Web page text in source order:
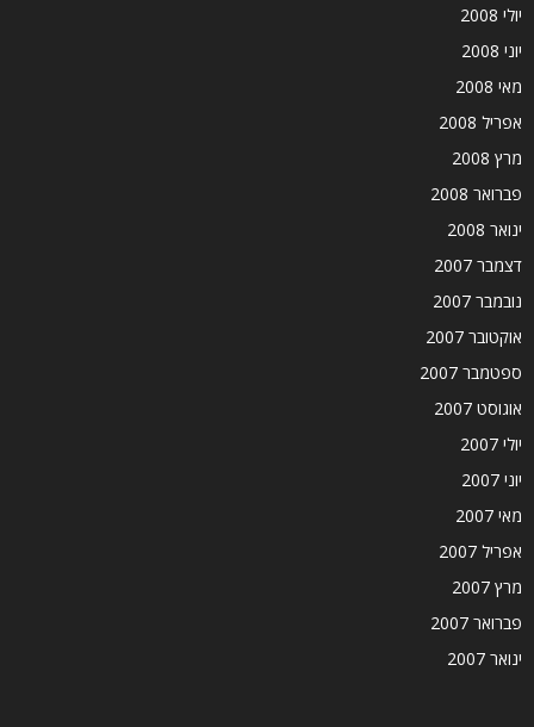
יולי 2008
יוני 2008
מאי 2008
אפריל 2008
מרץ 2008
פברואר 2008
ינואר 2008
דצמבר 2007
נובמבר 2007
אוקטובר 2007
ספטמבר 2007
אוגוסט 2007
יולי 2007
יוני 2007
מאי 2007
אפריל 2007
מרץ 2007
פברואר 2007
ינואר 2007